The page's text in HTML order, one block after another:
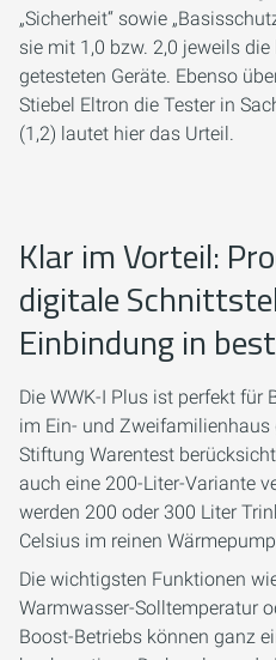
„Sicherheit“ sowie
sie mit 1,0 bzw. 2,0 jeweils
getesteten Geräte. Ebenso
Stiebel Eltron die Tester in
(1,2) lautet hier das Urteil.
Klar im Vorteil:
digitale
Einbindung in
Die WWK-I Plus ist perfekt für
im Ein- und Zweifamilienhaus
Stiftung Warentest
auch eine 200-Liter-Variante
werden 200 oder 300 Liter
Celsius im reinen
Die wichtigsten Funktionen
Warmwasser-Solltemperatur
Boost-Betriebs können ganz